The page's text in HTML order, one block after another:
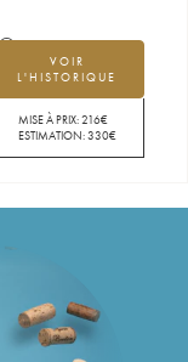
VOIR
L'HISTORIQUE
MISE À PRIX:216€
ESTIMATION:330€